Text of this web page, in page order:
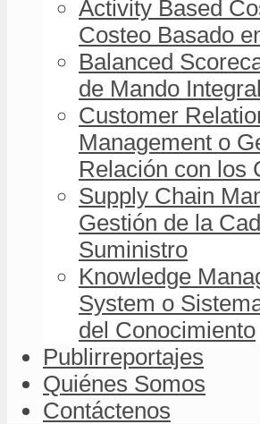
Activity Based
Costeo Basado
Balanced
de Mando Integral
Customer
Management o
Relación con los
Supply Chain
Gestión de la
Suministro
Knowledge
System o
del Conocimiento
Publirreportajes
Quiénes Somos
Contáctenos